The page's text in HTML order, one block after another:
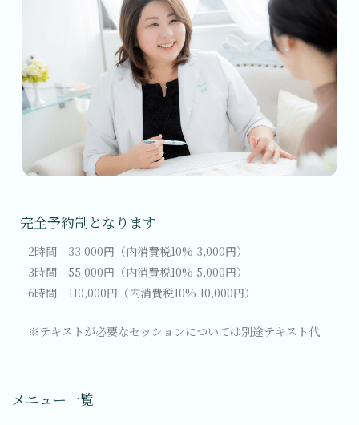
完全予約制となります
2時間 33,000円（内消費税10% 3,000円）
3時間 55,000円（内消費税10% 5,000円）
6時間 110,000円（内消費税10% 10,000円）
※テキストが必要なセッションについては別途テキスト代
メニュー一覧